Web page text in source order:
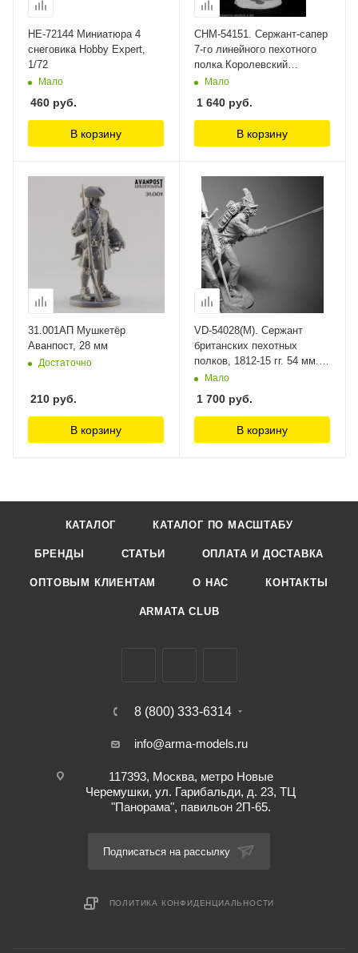
HE-72144 Миниатюра 4
снеговика Hobby Expert,
1/72
Мало
460 руб.
В корзину
CHM-54151. Сержант-сапер
7-го линейного пехотного
полка Королевский
Африканский корпус
Мало
1 640 руб.
В корзину
31.001АП Мушкетёр
Аванпост, 28 мм
Достаточно
210 руб.
В корзину
VD-54028(M). Сержант
британских пехотных
полков, 1812-15 гг. 54 мм.
Материал - белый металл.
Мало
1 700 руб.
В корзину
КАТАЛОГ КАТАЛОГ ПО МАСШТАБУ
БРЕНДЫ СТАТЬИ ОПЛАТА И ДОСТАВКА
ОПТОВЫМ КЛИЕНТАМ О НАС КОНТАКТЫ
ARMATA CLUB
8 (800) 333-6314
info@arma-models.ru
117393, Москва, метро Новые
Черемушки, ул. Гарибальди, д. 23, ТЦ
"Панорама", павильон 2П-65.
Подписаться на рассылку
ПОЛИТИКА КОНФИДЕНЦИАЛЬНОСТИ